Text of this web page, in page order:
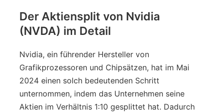
Der Aktiensplit von Nvidia
(NVDA) im Detail
Nvidia, ein führender Hersteller von
Grafikprozessoren und Chipsätzen, hat im Mai
2024 einen solch bedeutenden Schritt
unternommen, indem das Unternehmen seine
Aktien im Verhältnis 1:10 gesplittet hat. Dadurch